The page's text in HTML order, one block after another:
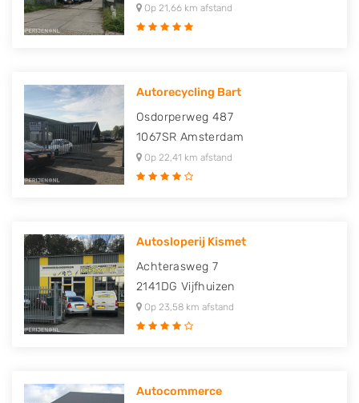
Op 21,66 km afstand
Autorecycling Bart
Osdorperweg 487
1067SR Amsterdam
Op 22,41 km afstand
Autosloperij Kismet
Achterasweg 7
2141DG Vijfhuizen
Op 23,58 km afstand
Autocommerce